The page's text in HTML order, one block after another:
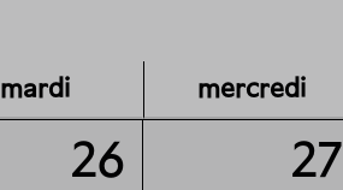
mardi mercredi
26 27